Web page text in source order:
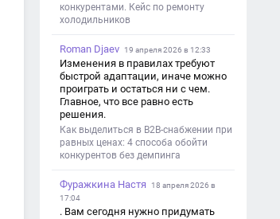
просто не успевает.
конкурентами. Кейс по ремонту
холодильников
Roman Djaev 19 апреля 2026 в 12:33
Изменения в правилах требуют
быстрой адаптации, иначе можно
проиграть и остаться ни с чем.
Главное, что все равно есть
решения.
Как выделиться в B2B-снабжении при
равных ценах: 4 способа обойти
конкурентов без демпинга
Фуражкина Настя
18 апреля 2026 в
17:04
. Вам сегодня нужно придумать